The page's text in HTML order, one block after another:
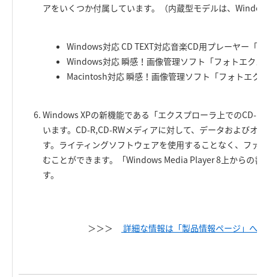
アをいくつか付属しています。（内蔵型モデルは、
Windows対応 CD TEXT対応音楽CD用プレーヤー「
Windows対応 瞬感！画像管理ソフト「フォトエクス
Macintosh対応 瞬感！画像管理ソフト「フォトエク
Windows XPの新機能である「エクスプローラ上でのCD-R/
います。CD-R,CD-RWメディアに対して、データおよびオ
す。ライティングソフトウェアを使用することなく、ファ
むことができます。「Windows Media Player 8上からの書
す。
＞＞＞ 詳細な情報は「製品情報ページ」へ